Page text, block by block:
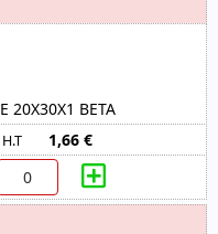
20X30X1 BETA
1,66 €